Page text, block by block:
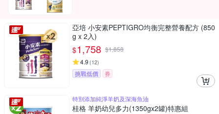
亞培 小安素PEPTIGRO均衡完整營養配方 (850
g x 2入)
$1,758 $1,858
4.9 (12)
挑戰低價 券
特別添加純淨羊奶及深海魚油
桂格 羊奶幼兒多力(1350gx2罐)特惠組